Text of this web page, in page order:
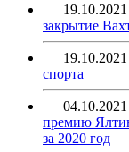
19.10.2021
закрытие
19.10.2021
спорта
04.10.2021
премию
за 2020 год